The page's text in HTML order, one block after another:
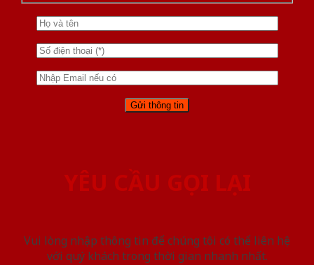
YÊU CẦU GỌI LẠI
Vui lòng nhập thông tin để chúng tôi có thể liên hệ
với quý khách trong thời gian nhanh nhất.